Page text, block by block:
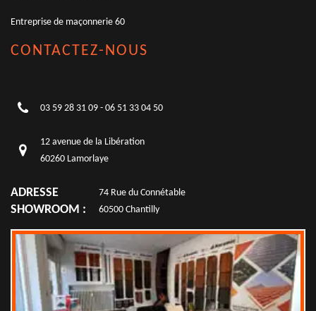
Entreprise de maçonnerie 60
CONTACTEZ-NOUS
03 59 28 31 09 - 06 51 33 04 50
12 avenue de la Libération
60260 Lamorlaye
ADRESSE
SHOWROOM :
74 Rue du Connétable
60500 Chantilly